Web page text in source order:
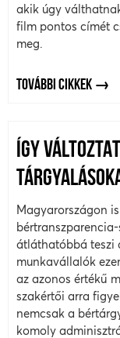
akik úgy
film pontos címét
meg.
TOVÁBBI CIKKEK
ÍGY
Magyarországon
átláthatóbbá teszi
munkavállalók
az azonos értékű
szakértői arra
nemcsak a
komoly